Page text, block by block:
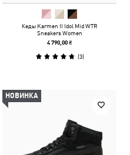
Кеды Karmen II Idol Mid WTR
Sneakers Women
4 790,00 ₴
(3)
НОВИНКА